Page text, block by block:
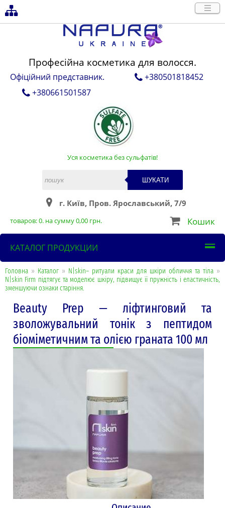
Професійна косметика для волосся.
Офіційний представник.
+380501818452
+380661501587
Уся косметика без сульфатів!
ШУКАТИ
г. Київ, Пров. Ярославський, 7/9
товаров:0. на сумму0,00 грн. Кошик
КАТАЛОГ ПРОДУКЦИИ
Головна » Каталог » N|skin– ритуали краси для шкіри обличчя та тіла »
N|skin Firm підтягує та моделює шкіру, підвищує її пружність і еластичність,
зменшуючи ознаки старіння.
Beauty Prep — ліфтинговий та
зволожувальний тонік з пептидом
біоміметичним та олією граната 100 мл